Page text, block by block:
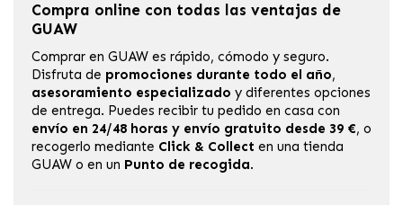
Compra online con todas las ventajas de
GUAW
Comprar en GUAW es rápido, cómodo y seguro.
Disfruta de promociones durante todo el año,
asesoramiento especializado y diferentes opciones
de entrega. Puedes recibir tu pedido en casa con
envío en 24/48 horas y envío gratuito desde 39 €, o
recogerlo mediante Click & Collect en una tienda
GUAW o en un Punto de recogida.